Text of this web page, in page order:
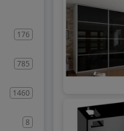
176
785
1460
8